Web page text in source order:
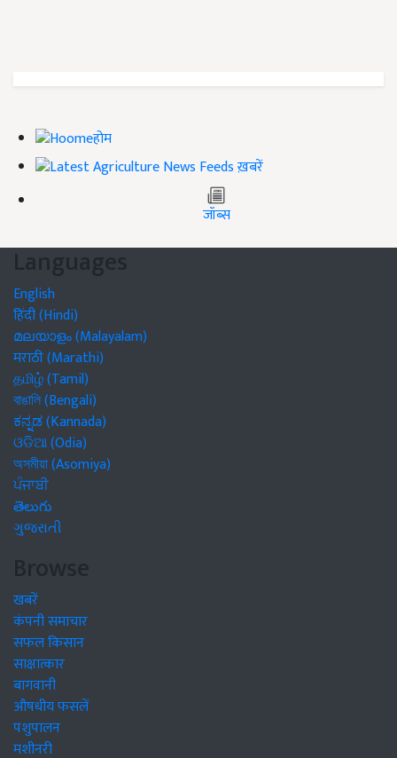
होम
ख़बरें
जॉब्स
Languages
English
हिंदी (Hindi)
മലയാളം (Malayalam)
मराठी (Marathi)
தமிழ் (Tamil)
বাঙালি (Bengali)
ಕನ್ನಡ (Kannada)
ଓଡିଆ (Odia)
অসমীয়া (Asomiya)
ਪੰਜਾਬੀ
తెలుగు
ગુજરાતી
Browse
खबरें
कंपनी समाचार
सफल किसान
साक्षात्कार
बागवानी
औषधीय फसलें
पशुपालन
मशीनरी